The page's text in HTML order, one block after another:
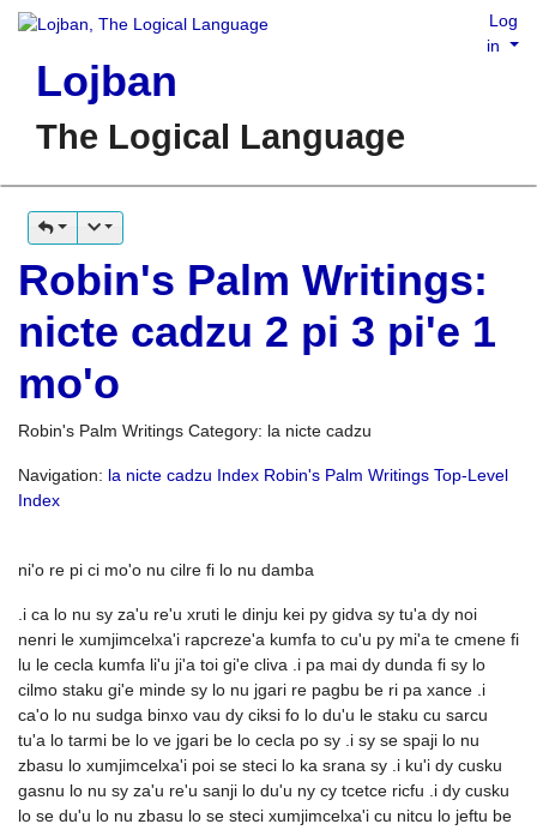
Lojban
The Logical Language
Log
in
Robin's Palm Writings:
nicte cadzu 2 pi 3 pi'e 1
mo'o
Robin's Palm Writings Category: la nicte cadzu
Navigation: la nicte cadzu Index Robin's Palm Writings Top-Level
Index
ni'o re pi ci mo'o nu cilre fi lo nu damba
.i ca lo nu sy za'u re'u xruti le dinju kei py gidva sy tu'a dy noi
nenri le xumjimcelxa'i rapcreze'a kumfa to cu'u py mi'a te cmene fi
lu le cecla kumfa li'u ji'a toi gi'e cliva .i pa mai dy dunda fi sy lo
cilmo staku gi'e minde sy lo nu jgari re pagbu be ri pa xance .i
ca'o lo nu sudga binxo vau dy ciksi fo lo du'u le staku cu sarcu
tu'a lo tarmi be lo ve jgari be lo cecla po sy .i sy se spaji lo nu
zbasu lo xumjimcelxa'i poi se steci lo ka srana sy .i ku'i dy cusku
gasnu lo nu sy za'u re'u sanji lo du'u ny cy tcetce ricfu .i dy cusku
lo se du'u lo nu zbasu lo se steci xumjimcelxa'i cu nitcu lo jeftu be